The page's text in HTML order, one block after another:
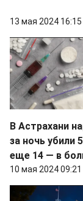
13 мая 2024 16:15
В Астрахани
за ночь убили
еще 14 — в
10 мая 2024 09:21